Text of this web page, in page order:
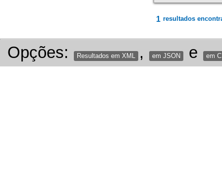
1 resultados
Opções: Resultados em XML , em JSON e em